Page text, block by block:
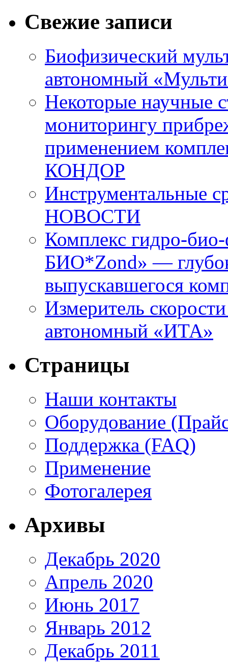
Свежие записи
Биофизический
автономный
Некоторые научные
мониторингу
применением
КОНДОР
Инструментальные
НОВОСТИ
Комплекс гидро-
БИО*Zond» —
выпускавшегося
Измеритель
автономный «ИТА»
Страницы
Наши контакты
Оборудование
Поддержка (FAQ)
Применение
Фотогалерея
Архивы
Декабрь 2020
Апрель 2020
Июнь 2017
Январь 2012
Декабрь 2011